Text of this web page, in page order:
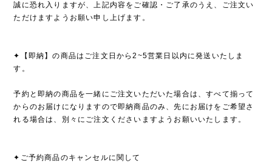
誠に恐れ入りますが、上記内容をご確認・ご了承のうえ、ご注文い
ただけますようお願い申し上げます。
✦【即納】の商品はご注文日から2~5営業日以内に発送いたしま
す。
予約と即納の商品を一緒にご注文いただいた場合は、すべて揃って
からのお届けになりますので即納商品のみ、先にお届けをご希望さ
れる場合は、別々にご注文くださいますようお願いいたします。
✦ご予約商品のキャンセルに関して